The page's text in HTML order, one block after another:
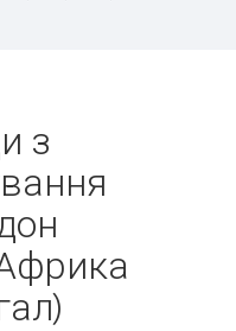
з